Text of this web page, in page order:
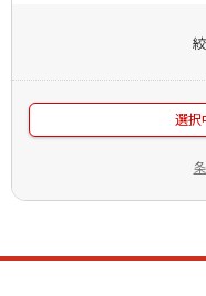
選択